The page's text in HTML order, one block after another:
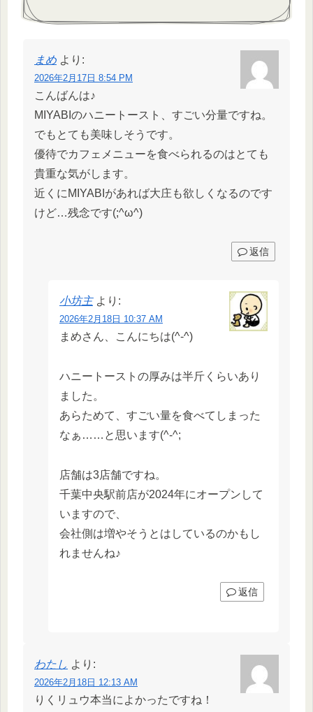
まめ より:
2026年2月17日 8:54 PM
こんばんは♪
MIYABIのハニートースト、すごい分量ですね。
でもとても美味しそうです。
優待でカフェメニューを食べられるのはとても
貴重な気がします。
近くにMIYABIがあれば大庄も欲しくなるのです
けど…残念です(;^ω^)
返信
小坊主 より:
2026年2月18日 10:37 AM
まめさん、こんにちは(^-^)
ハニートーストの厚みは半斤くらいあり
ました。
あらためて、すごい量を食べてしまった
なぁ……と思います(^-^;
店舗は3店舗ですね。
千葉中央駅前店が2024年にオープンして
いますので、
会社側は増やそうとはしているのかもし
れませんね♪
返信
わたし より:
2026年2月18日 12:13 AM
りくリュウ本当によかったですね！